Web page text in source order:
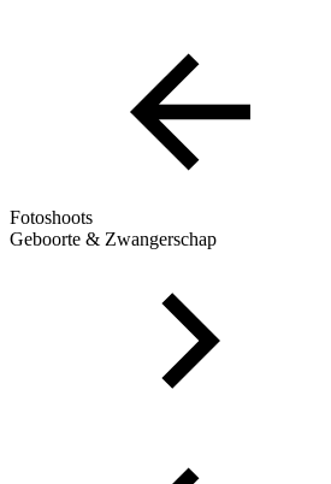
Fotoshoots
Geboorte & Zwangerschap